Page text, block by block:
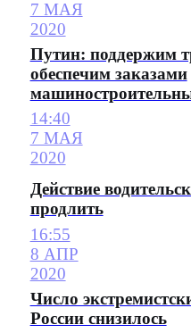
7 МАЯ
2020
Путин: поддержим
обеспечим заказами
14:40
7 МАЯ
2020
Действие
продлить
16:55
8 АПР
2020
Число
России снизилось